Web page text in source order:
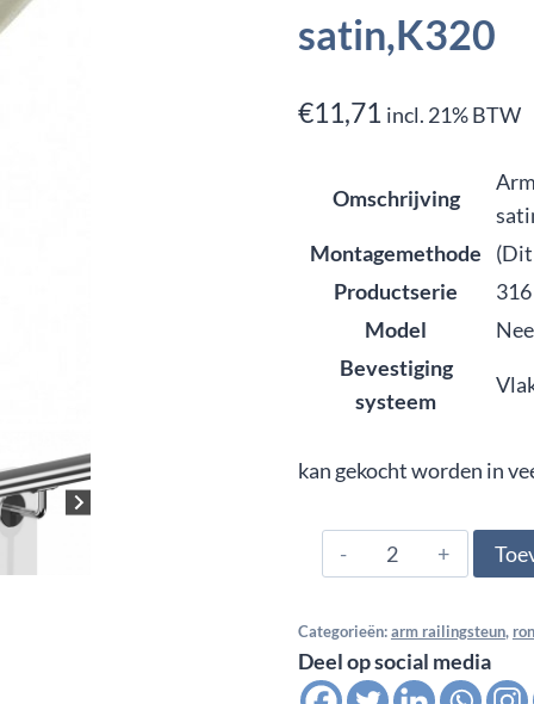
satin,K320
€11,71 incl. 21% BTW
Omschrijving
Montagemethode
Productserie
Model
Nee
Bevestiging
systeem
kan gekocht worden in
316.420.0321,
Arm
wandbevestiging
M8
Categorieën: arm railingsteun,
Deel op social media